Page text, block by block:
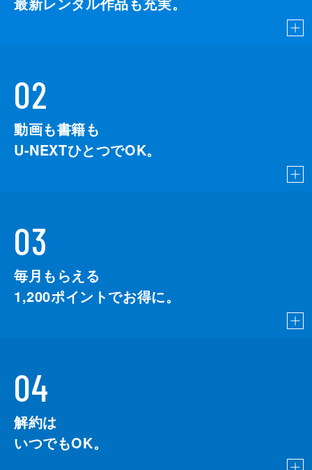
02
動画も書籍も
U-NEXTひとつでOK。
03
毎月もらえる
1,200ポイントでお得に。
04
解約は
いつでもOK。